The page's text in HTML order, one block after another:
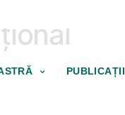
PUBLICAȚII